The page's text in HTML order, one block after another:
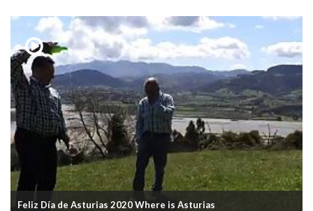
Feliz Día de Asturias 2020 Where is Asturias